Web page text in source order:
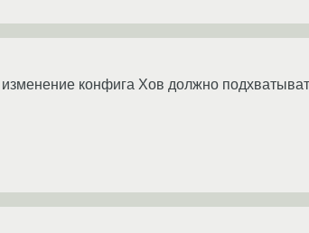
конфига Xов должно